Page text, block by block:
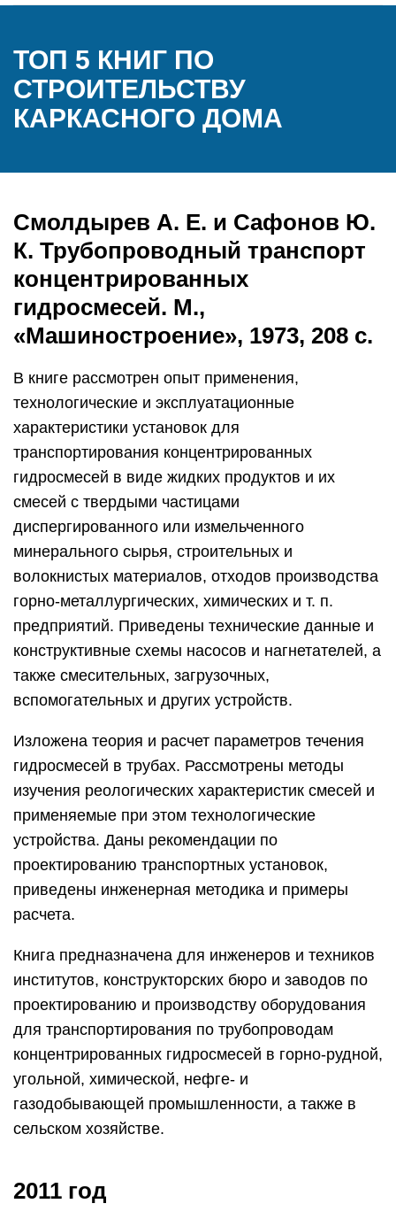
ТОП 5 КНИГ ПО
СТРОИТЕЛЬСТВУ
КАРКАСНОГО ДОМА
Смолдырев А. Е. и Сафонов Ю.
К. Трубопроводный транспорт
концентрированных
гидросмесей. М.,
«Машиностроение», 1973, 208 с.
В книге рассмотрен опыт применения,
технологические и эксплуатационные
характеристики установок для
транспортирования концентрированных
гидросмесей в виде жидких продуктов и их
смесей с твердыми частицами
диспергированного или измельченного
минерального сырья, строительных и
волокнистых материалов, отходов производства
горно-металлургических, химических и т. п.
предприятий. Приведены технические данные и
конструктивные схемы насосов и нагнетателей, а
также смесительных, загрузочных,
вспомогательных и других устройств.
Изложена теория и расчет параметров течения
гидросмесей в трубах. Рассмотрены методы
изучения реологических характеристик смесей и
применяемые при этом технологические
устройства. Даны рекомендации по
проектированию транспортных установок,
приведены инженерная методика и примеры
расчета.
Книга предназначена для инженеров и техников
институтов, конструкторских бюро и заводов по
проектированию и производству оборудования
для транспортирования по трубопроводам
концентрированных гидросмесей в горно-рудной,
угольной, химической, нефге- и
газодобывающей промышленности, а также в
сельском хозяйстве.
2011 год